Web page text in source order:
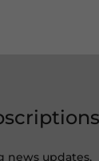
news updates,